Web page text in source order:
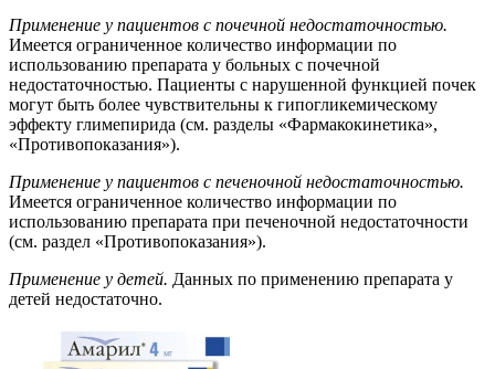
Применение у пациентов с почечной недостаточностью.
Имеется ограниченное количество информации по
использованию препарата у больных с почечной
недостаточностью. Пациенты с нарушенной функцией почек
могут быть более чувствительны к гипогликемическому
эффекту глимепирида (см. разделы «Фармакокинетика»,
«Противопоказания»).
Применение у пациентов с печеночной недостаточностью.
Имеется ограниченное количество информации по
использованию препарата при печеночной недостаточности
(см. раздел «Противопоказания»).
Применение у детей. Данных по применению препарата у
детей недостаточно.